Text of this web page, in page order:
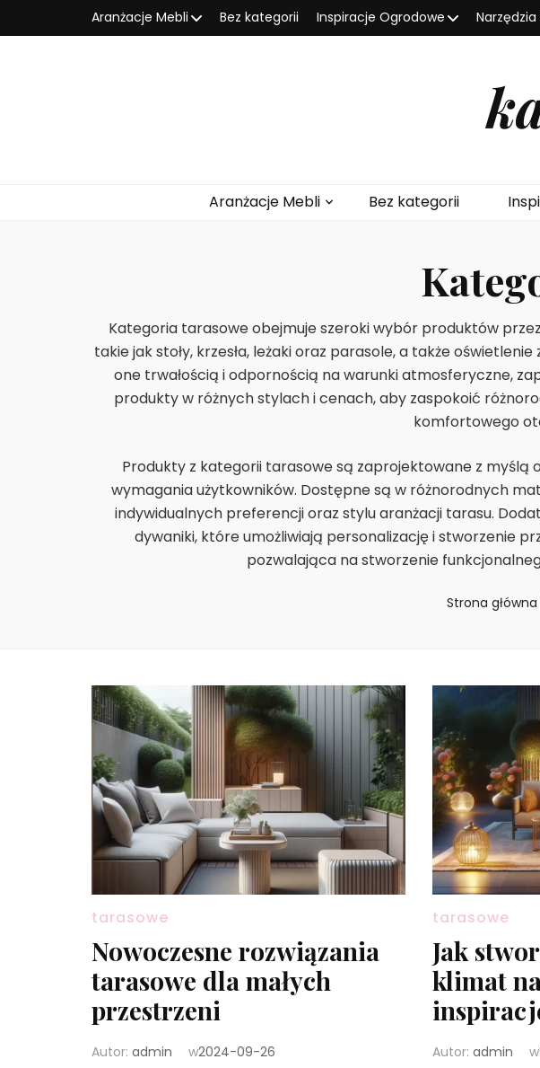
Aranżacje Mebli Bez kategorii Inspiracje Ogrodowe
Aranżacje Mebli Bez kategorii
Kategoria tarasowe obejmuje szeroki wybór produktów
takie jak stoły, krzesła, leżaki oraz parasole, a także
one trwałością i odpornością na warunki atmosferyczne,
produkty w różnych stylach i cenach, aby zaspokoić
komfortowego
Produkty z kategorii tarasowe są zaprojektowane z myślą
wymagania użytkowników. Dostępne są w różnorodnych
indywidualnych preferencji oraz stylu aranżacji tarasu.
dywaniki, które umożliwiają personalizację i stworzenie
pozwalająca na stworzenie
Strona główna
tarasowe
Nowoczesne rozwiązania
tarasowe dla małych
przestrzeni
Autor: admin w2024-09-26
tarasowe
Jak
klimat
Autor: admin w